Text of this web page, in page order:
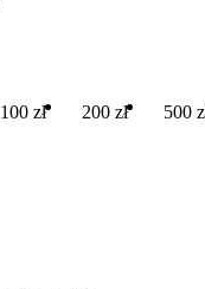
100 zł 200 zł 500